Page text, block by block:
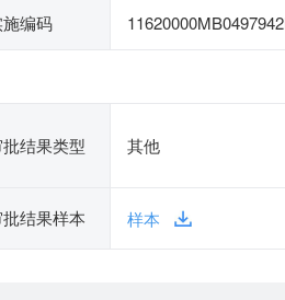
施编码
结果类型 其他
结果样本 样本